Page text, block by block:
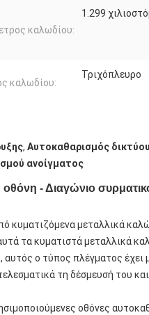
καλωδίου:
1.299
καλωδίου:
Τριχόπλευρο
, Αυτοκαθαρισμός
ανοίγματος
οθόνη - Διαγώνιο
κυματιζόμενα μεταλλικά
τα κυματιστά μεταλλικά
αυτός ο τύπος πλέγματος έχει
τη δέσμευσή του
οθόνες